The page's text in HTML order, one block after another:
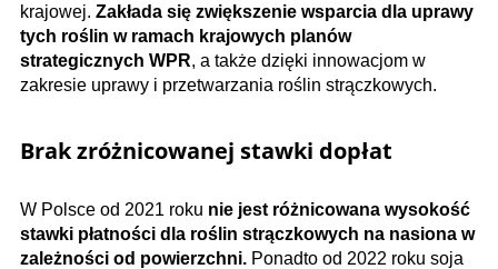
krajowej. Zakłada się zwiększenie wsparcia dla uprawy
tych roślin w ramach krajowych planów
strategicznych WPR, a także dzięki innowacjom w
zakresie uprawy i przetwarzania roślin strączkowych.
Brak zróżnicowanej stawki dopłat
W Polsce od 2021 roku nie jest różnicowana wysokość
stawki płatności dla roślin strączkowych na nasiona w
zależności od powierzchni. Ponadto od 2022 roku soja